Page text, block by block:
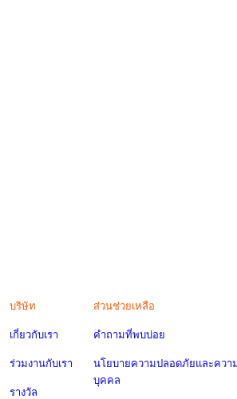
บริษัท
เกี่ยวกับเรา
ร่วมงานกับเรา
รางวัล
ส่วนช่วยเหลือ
คำถามที่พบบ่อย
นโยบายความปลอดภัยและควา
บุคคล